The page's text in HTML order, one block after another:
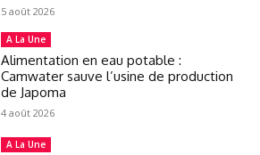
5 août 2026
A La Une
Alimentation en eau potable :
Camwater sauve l’usine de production
de Japoma
4 août 2026
A La Une